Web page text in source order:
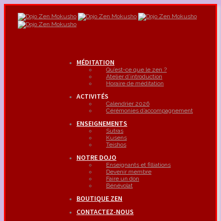
MÉDITATION
Qu’est-ce que le zen ?
Atelier d’introduction
Horaire de méditation
ACTIVITÉS
Calendrier 2026
Cérémonies d’accompagnement
ENSEIGNEMENTS
Sutras
Kusens
Teishos
NOTRE DOJO
Enseignants et filliations
Devenir membre
Faire un don
Bénévolat
BOUTIQUE ZEN
CONTACTEZ-NOUS